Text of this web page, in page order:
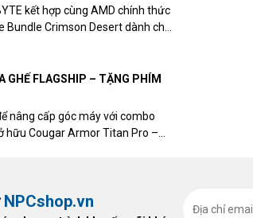
kết hợp cùng AMD chính thức
Crimson Desert dành cho
GHẾ FLAGSHIP – TẶNG PHÍM
nâng cấp góc máy với combo
hữu Cougar Armor Titan Pro –
NPCshop.vn